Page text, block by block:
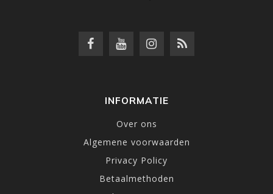
INFORMATIE
Over ons
Algemene voorwaarden
Privacy Policy
Betaalmethoden